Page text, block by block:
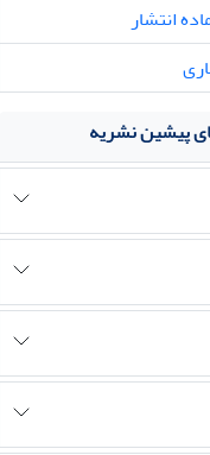
انتشار
پیشین نشریه